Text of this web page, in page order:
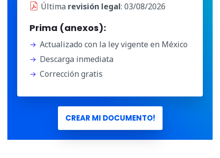
Última revisión legal: 03/08/2026
Prima (anexos):
Actualizado con la ley vigente en México
Descarga inmediata
Corrección gratis
CREAR MI DOCUMENTO!